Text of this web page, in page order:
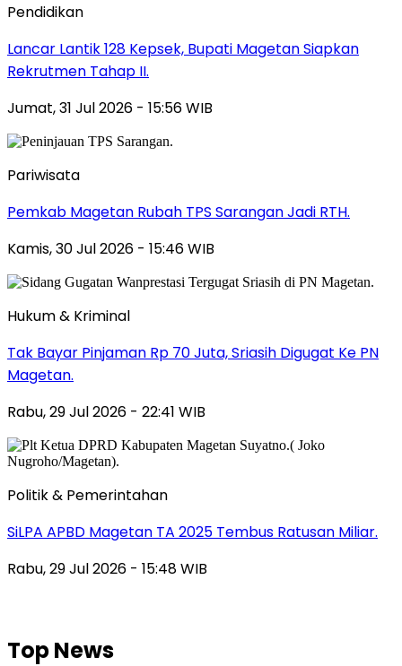
Pendidikan
Lancar Lantik 128 Kepsek, Bupati Magetan Siapkan
Rekrutmen Tahap II.
Jumat, 31 Jul 2026 - 15:56 WIB
Pariwisata
Pemkab Magetan Rubah TPS Sarangan Jadi RTH.
Kamis, 30 Jul 2026 - 15:46 WIB
Hukum & Kriminal
Tak Bayar Pinjaman Rp 70 Juta, Sriasih Digugat Ke PN
Magetan.
Rabu, 29 Jul 2026 - 22:41 WIB
Politik & Pemerintahan
SiLPA APBD Magetan TA 2025 Tembus Ratusan Miliar.
Rabu, 29 Jul 2026 - 15:48 WIB
Top News